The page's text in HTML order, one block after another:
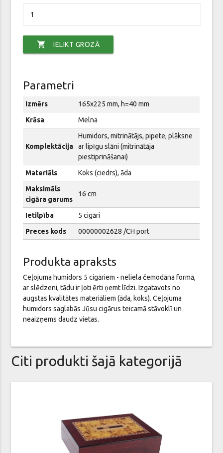
shopping_cart IELIKT GROZĀ
Parametri
Izmērs
165x225 mm, h=40 mm
Krāsa
Melna
Komplektācija
Humidors, mitrinātājs, pipete, plāksne
ar lipīgu slāni (mitrinātāja
piestiprināšanai)
Materiāls
Koks (ciedrs), āda
Maksimāls
cigāra garums
16 cm
Ietilpība
5 cigāri
Preces kods
00000002628 /CH port
Produkta apraksts
Ceļojuma humidors 5 cigāriem - neliela čemodāna formā,
ar slēdzeni, tādu ir ļoti ērti ņemt līdzi. Izgatavots no
augstas kvalitātes materiāliem (āda, koks). Ceļojuma
humidors saglabās Jūsu cigārus teicamā stāvoklī un
neaizņems daudz vietas.
Citi produkti šajā kategorijā